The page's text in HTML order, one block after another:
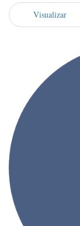
Visualizar